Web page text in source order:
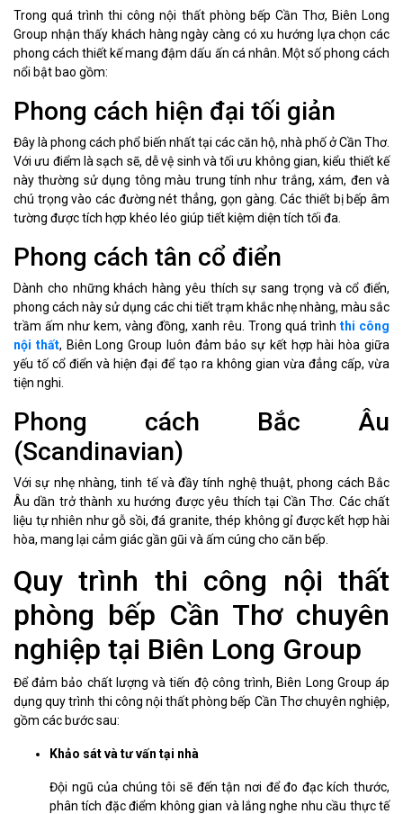
Trong quá trình thi công nội thất phòng bếp Cần Thơ, Biên Long
Group nhận thấy khách hàng ngày càng có xu hướng lựa chọn các
phong cách thiết kế mang đậm dấu ấn cá nhân. Một số phong cách
nổi bật bao gồm:
Phong cách hiện đại tối giản
Đây là phong cách phổ biến nhất tại các căn hộ, nhà phố ở Cần Thơ.
Với ưu điểm là sạch sẽ, dễ vệ sinh và tối ưu không gian, kiểu thiết kế
này thường sử dụng tông màu trung tính như trắng, xám, đen và
chú trọng vào các đường nét thẳng, gọn gàng. Các thiết bị bếp âm
tường được tích hợp khéo léo giúp tiết kiệm diện tích tối đa.
Phong cách tân cổ điển
Dành cho những khách hàng yêu thích sự sang trọng và cổ điển,
phong cách này sử dụng các chi tiết trạm khắc nhẹ nhàng, màu sắc
trầm ấm như kem, vàng đồng, xanh rêu. Trong quá trình thi công
nội thất, Biên Long Group luôn đảm bảo sự kết hợp hài hòa giữa
yếu tố cổ điển và hiện đại để tạo ra không gian vừa đẳng cấp, vừa
tiện nghi.
Phong cách Bắc Âu
(Scandinavian)
Với sự nhẹ nhàng, tinh tế và đầy tính nghệ thuật, phong cách Bắc
Âu dần trở thành xu hướng được yêu thích tại Cần Thơ. Các chất
liệu tự nhiên như gỗ sồi, đá granite, thép không gỉ được kết hợp hài
hòa, mang lại cảm giác gần gũi và ấm cúng cho căn bếp.
Quy trình thi công nội thất
phòng bếp Cần Thơ chuyên
nghiệp tại Biên Long Group
Để đảm bảo chất lượng và tiến độ công trình, Biên Long Group áp
dụng quy trình thi công nội thất phòng bếp Cần Thơ chuyên nghiệp,
gồm các bước sau:
Khảo sát và tư vấn tại nhà
Đội ngũ của chúng tôi sẽ đến tận nơi để đo đạc kích thước,
phân tích đặc điểm không gian và lắng nghe nhu cầu thực tế